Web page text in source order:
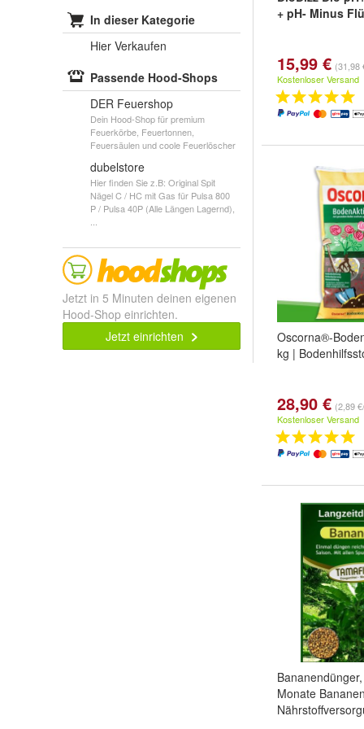
In dieser Kategorie
Hier Verkaufen
Passende Hood-Shops
DER Feuershop
Dein Hood-Shop für premium
Feuerkörbe, Feuertonnen,
Feuersäulen und coole Feuerlöscher
dubelstore
Hier finden Sie z.B: Original Spit
Nägel C / HC mit Gas für Pulsa 800
P / Pulsa 40P (Alle Längen Lagernd),
Jetzt in 5 Minuten deinen eigenen
Hood-Shop einrichten.
Jetzt einrichten
+ pH- Minus
15,99 € (31,98
Kostenloser Versand
Oscorna®-
kg |
28,90 € (2,89
Kostenloser Versand
Monate